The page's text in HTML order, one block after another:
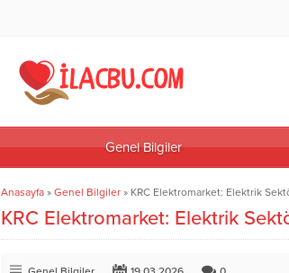
Genel Bilgiler
Anasayfa » Genel Bilgiler » KRC Elektromarket: Elektrik
KRC Elektromarket: Elektrik